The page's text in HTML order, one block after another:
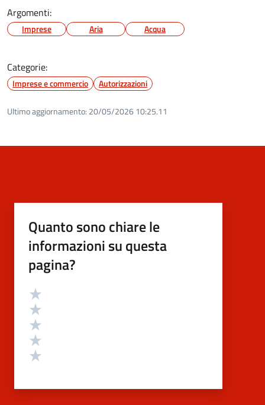
Argomenti:
Imprese Aria Acqua
Categorie:
Imprese e commercio Autorizzazioni
Ultimo aggiornamento: 20/05/2026 10:25.11
Quanto sono chiare le
informazioni su questa
pagina?
Valutazione